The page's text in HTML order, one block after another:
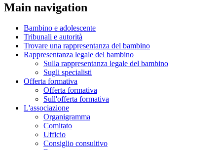
Main navigation
Bambino e adolescente
Tribunali e autorità
Trovare una rappresentanza del bambino
Rappresentanza legale del bambino
Sulla rappresentanza legale del bambino
Sugli specialisti
Offerta formativa
Offerta formativa
Sull'offerta formativa
L'associazione
Organigramma
Comitato
Ufficio
Consiglio consultivo